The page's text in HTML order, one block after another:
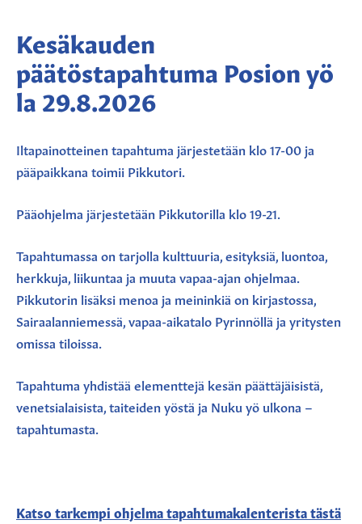
Kesäkauden
päätöstapahtuma Posion yö
la 29.8.2026
Iltapainotteinen tapahtuma järjestetään klo 17-00 ja
pääpaikkana toimii Pikkutori.
Pääohjelma järjestetään Pikkutorilla klo 19-21.
Tapahtumassa on tarjolla kulttuuria, esityksiä, luontoa,
herkkuja, liikuntaa ja muuta vapaa-ajan ohjelmaa.
Pikkutorin lisäksi menoa ja meininkiä on kirjastossa,
Sairaalanniemessä, vapaa-aikatalo Pyrinnöllä ja yritysten
omissa tiloissa.
Tapahtuma yhdistää elementtejä kesän päättäjäisistä,
venetsialaisista, taiteiden yöstä ja Nuku yö ulkona –
tapahtumasta.
Katso tarkempi ohjelma tapahtumakalenterista tästä